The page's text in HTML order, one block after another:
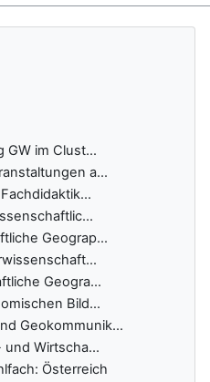
GW im Clust...
a...
Geograp...
Geogra...
Bild...
Geokommunik...
und Wirtscha...
Österreich